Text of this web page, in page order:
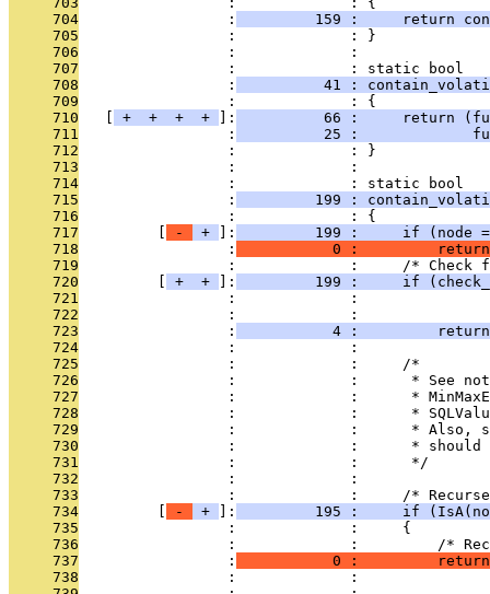
     704
                 :
159 :     return
     705
                 :             : }
     706
                 :             :
     707
                 :             : static bool
     708
                 :
41 :
     709
                 :             : {
     710
+ + + + ]:
66 :     return
     711
                 :
25 :
     712
                 :             : }
     713
                 :             :
     714
                 :             : static bool
     715
                 :
199 :
     716
                 :             : {
     717
- + ]:
199 :     if (node
     718
                 :
0 :
     719
:             :     /* Check
     720
+ + ]:
199 :     if
     721
:             :
     722
:             :
     723
                 :
4 :
     724
                 :             :
     725
                 :             :     /*
     726
:             :      * See
     727
:             :      *
     728
:             :      *
     729
:             :      * Also,
     730
:             :      * should
     731
                 :             :      */
     732
                 :             :
     733
:             :     /*
     734
- + ]:
195 :     if
     735
                 :             :     {
     736
:             :         /*
     737
                 :
0 :
     738
:             :